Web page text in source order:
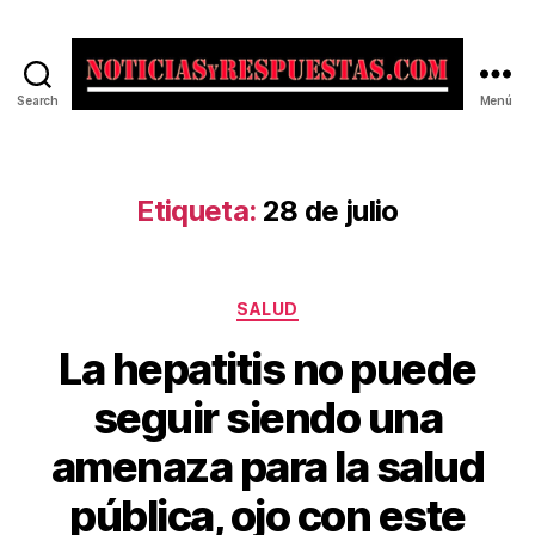
Search Menú
Etiqueta: 28 de julio
Categorías
SALUD
La hepatitis no puede
seguir siendo una
amenaza para la salud
pública, ojo con este